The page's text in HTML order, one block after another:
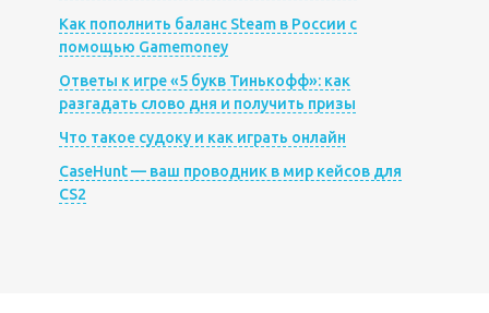
Как пополнить баланс Steam в России с
помощью Gamemoney
Ответы к игре «5 букв Тинькофф»: как
разгадать слово дня и получить призы
Что такое судоку и как играть онлайн
CaseHunt — ваш проводник в мир кейсов для
CS2